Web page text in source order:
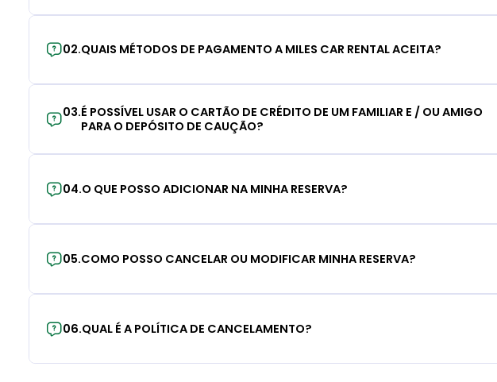
02.QUAIS MÉTODOS DE PAGAMENTO A MILES CAR RENTAL ACEITA?
03.É POSSÍVEL USAR O CARTÃO DE CRÉDITO DE UM FAMILIAR E / OU AMIGO
PARA O DEPÓSITO DE CAUÇÃO?
04.O QUE POSSO ADICIONAR NA MINHA RESERVA?
05.COMO POSSO CANCELAR OU MODIFICAR MINHA RESERVA?
06.QUAL É A POLÍTICA DE CANCELAMENTO?